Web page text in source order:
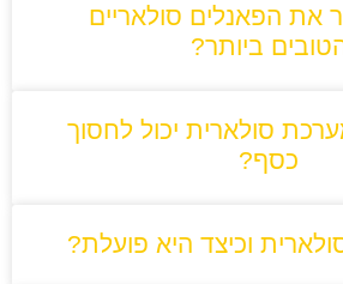
את הפאנלים סולאריים
ביותר?
סולארית יכול לחסוך
כסף?
וכיצד היא פועלת?